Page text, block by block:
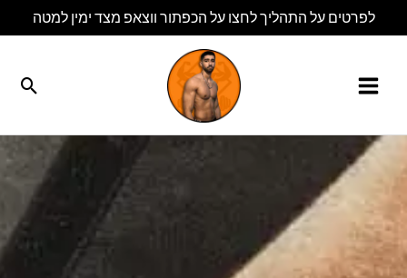
לתוכן
לפרטים על התהליך לחצו על הכפתור ווצאפ מצד ימין למטה